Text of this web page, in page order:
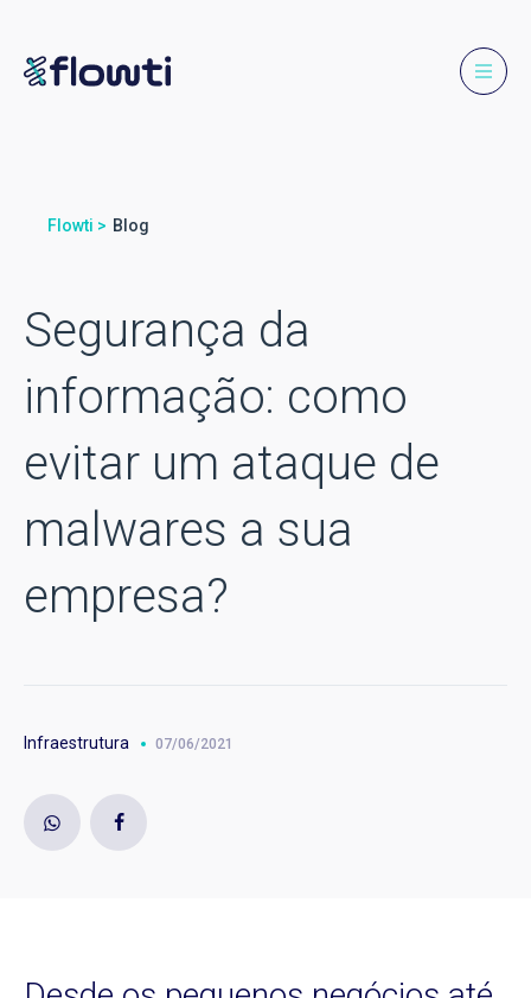
Flowti > Blog
Segurança da
informação: como
evitar um ataque de
malwares a sua
empresa?
Infraestrutura 07/06/2021